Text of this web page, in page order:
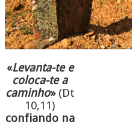
«Levanta-te e
coloca-te a
caminho»(Dt
10,11)
confiando na